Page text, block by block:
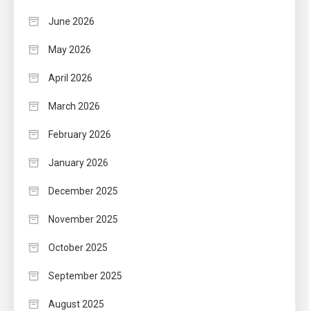
June 2026
May 2026
April 2026
March 2026
February 2026
January 2026
December 2025
November 2025
October 2025
September 2025
August 2025